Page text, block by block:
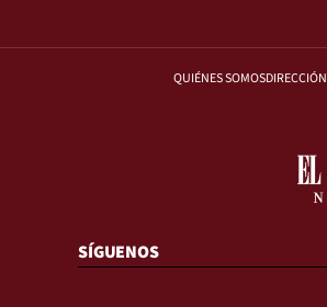
QUIÉNES SOMOSDIRECCIÓN
SÍGUENOS